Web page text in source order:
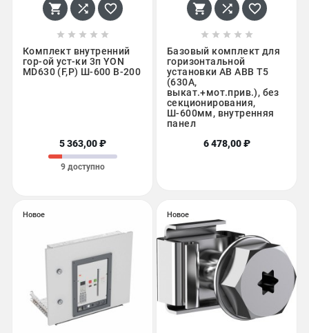
  
    
Комплект внутренний
гор-ой уст-ки 3п YON
MD630 (F,P) Ш-600 В-200
5 363,00 ₽
9 доступно
  
    
Базовый комплект для
горизонтальной
установки АВ ABB T5
(630A,
выкат.+мот.прив.), без
секционирования,
Ш-600мм, внутренняя
панел
6 478,00 ₽
Новое Новое